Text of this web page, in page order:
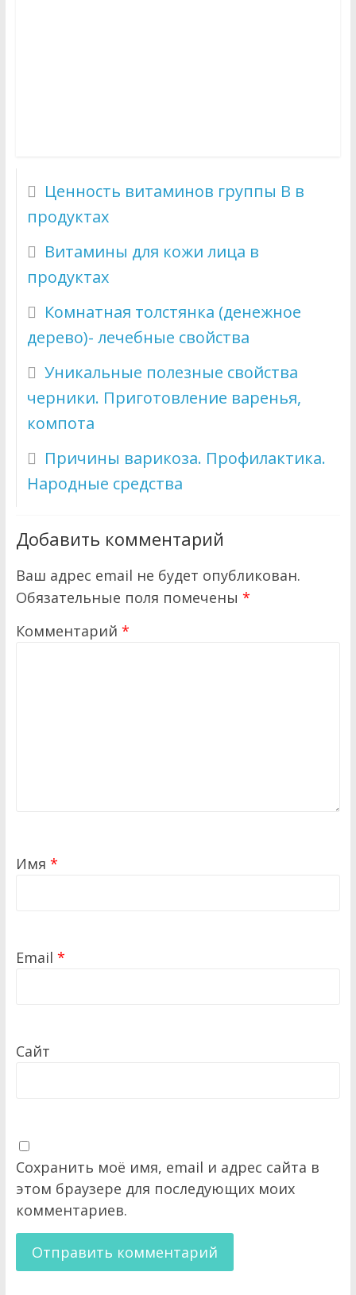
Ценность витаминов группы B в
продуктах
Витамины для кожи лица в
продуктах
Комнатная толстянка (денежное
дерево)- лечебные свойства
Уникальные полезные свойства
черники. Приготовление варенья,
компота
Причины варикоза. Профилактика.
Народные средства
Добавить комментарий
Ваш адрес email не будет опубликован.
Обязательные поля помечены *
Комментарий *
Имя *
Email *
Сайт
Сохранить моё имя, email и адрес сайта в
этом браузере для последующих моих
комментариев.